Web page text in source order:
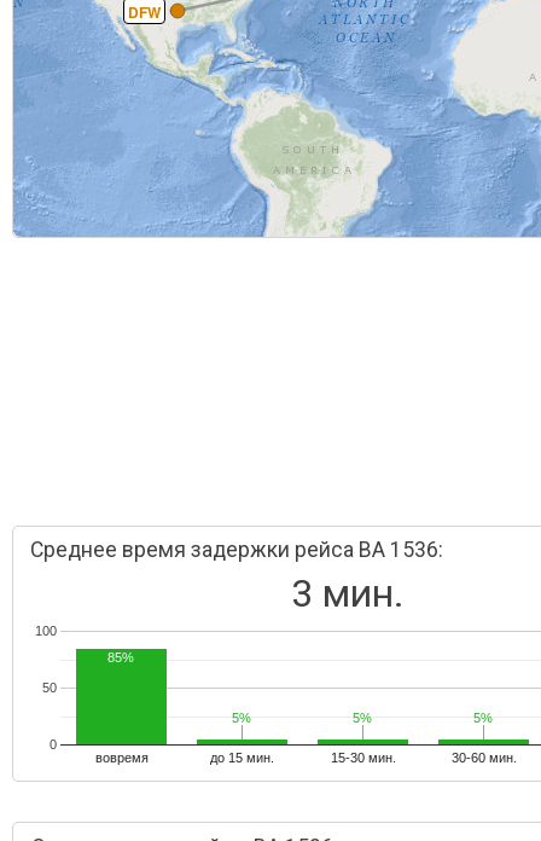
DFW
Среднее время задержки рейса BA 1536:
3 мин.
вовремя до 15 мин. 15-30 мин. 30-60 мин.
0
50
100
85%
5%
5% 5%
5% 5%
5%